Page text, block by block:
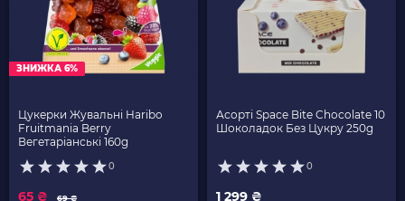
ЗНИЖКА 6%
Цукерки Жувальні Haribo
Fruitmania Berry
Вегетаріанські 160g
0
69 ₴
65 ₴
Асорті Space Bite Chocolate 10
Шоколадок Без Цукру 250g
0
1 299 ₴